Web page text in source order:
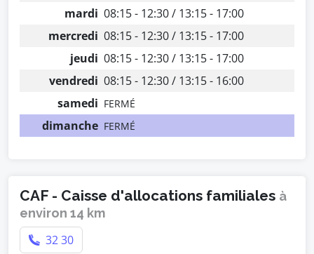
mardi 08:15 - 12:30 / 13:15 - 17:00
mercredi 08:15 - 12:30 / 13:15 - 17:00
jeudi 08:15 - 12:30 / 13:15 - 17:00
vendredi 08:15 - 12:30 / 13:15 - 16:00
samedi FERMÉ
dimanche FERMÉ
CAF - Caisse d'allocations familiales à
environ 14 km
32 30